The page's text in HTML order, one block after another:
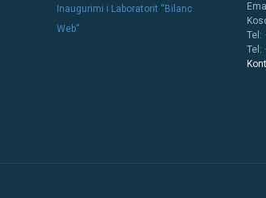
Inaugurimi i Laboratorit “Bilanc
Web”
Tel:
Tel: